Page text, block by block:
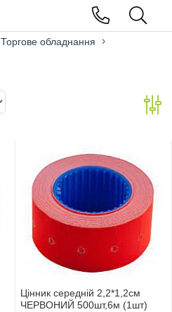
Торгове обладнання
Цінник середнiй 2,2*1,2см
ЧЕРВОНИЙ 500шт,6м (1шт)